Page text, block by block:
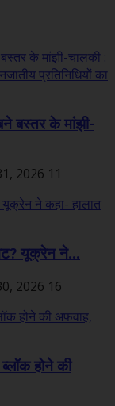
बस्तर के मांझी-
2026 11
यूक्रेन ने...
2026 16
होने की